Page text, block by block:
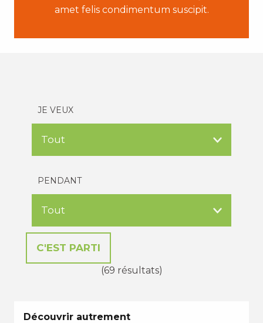
amet felis condimentum suscipit.
JE VEUX
PENDANT
(69 résultats)
Découvrir autrement